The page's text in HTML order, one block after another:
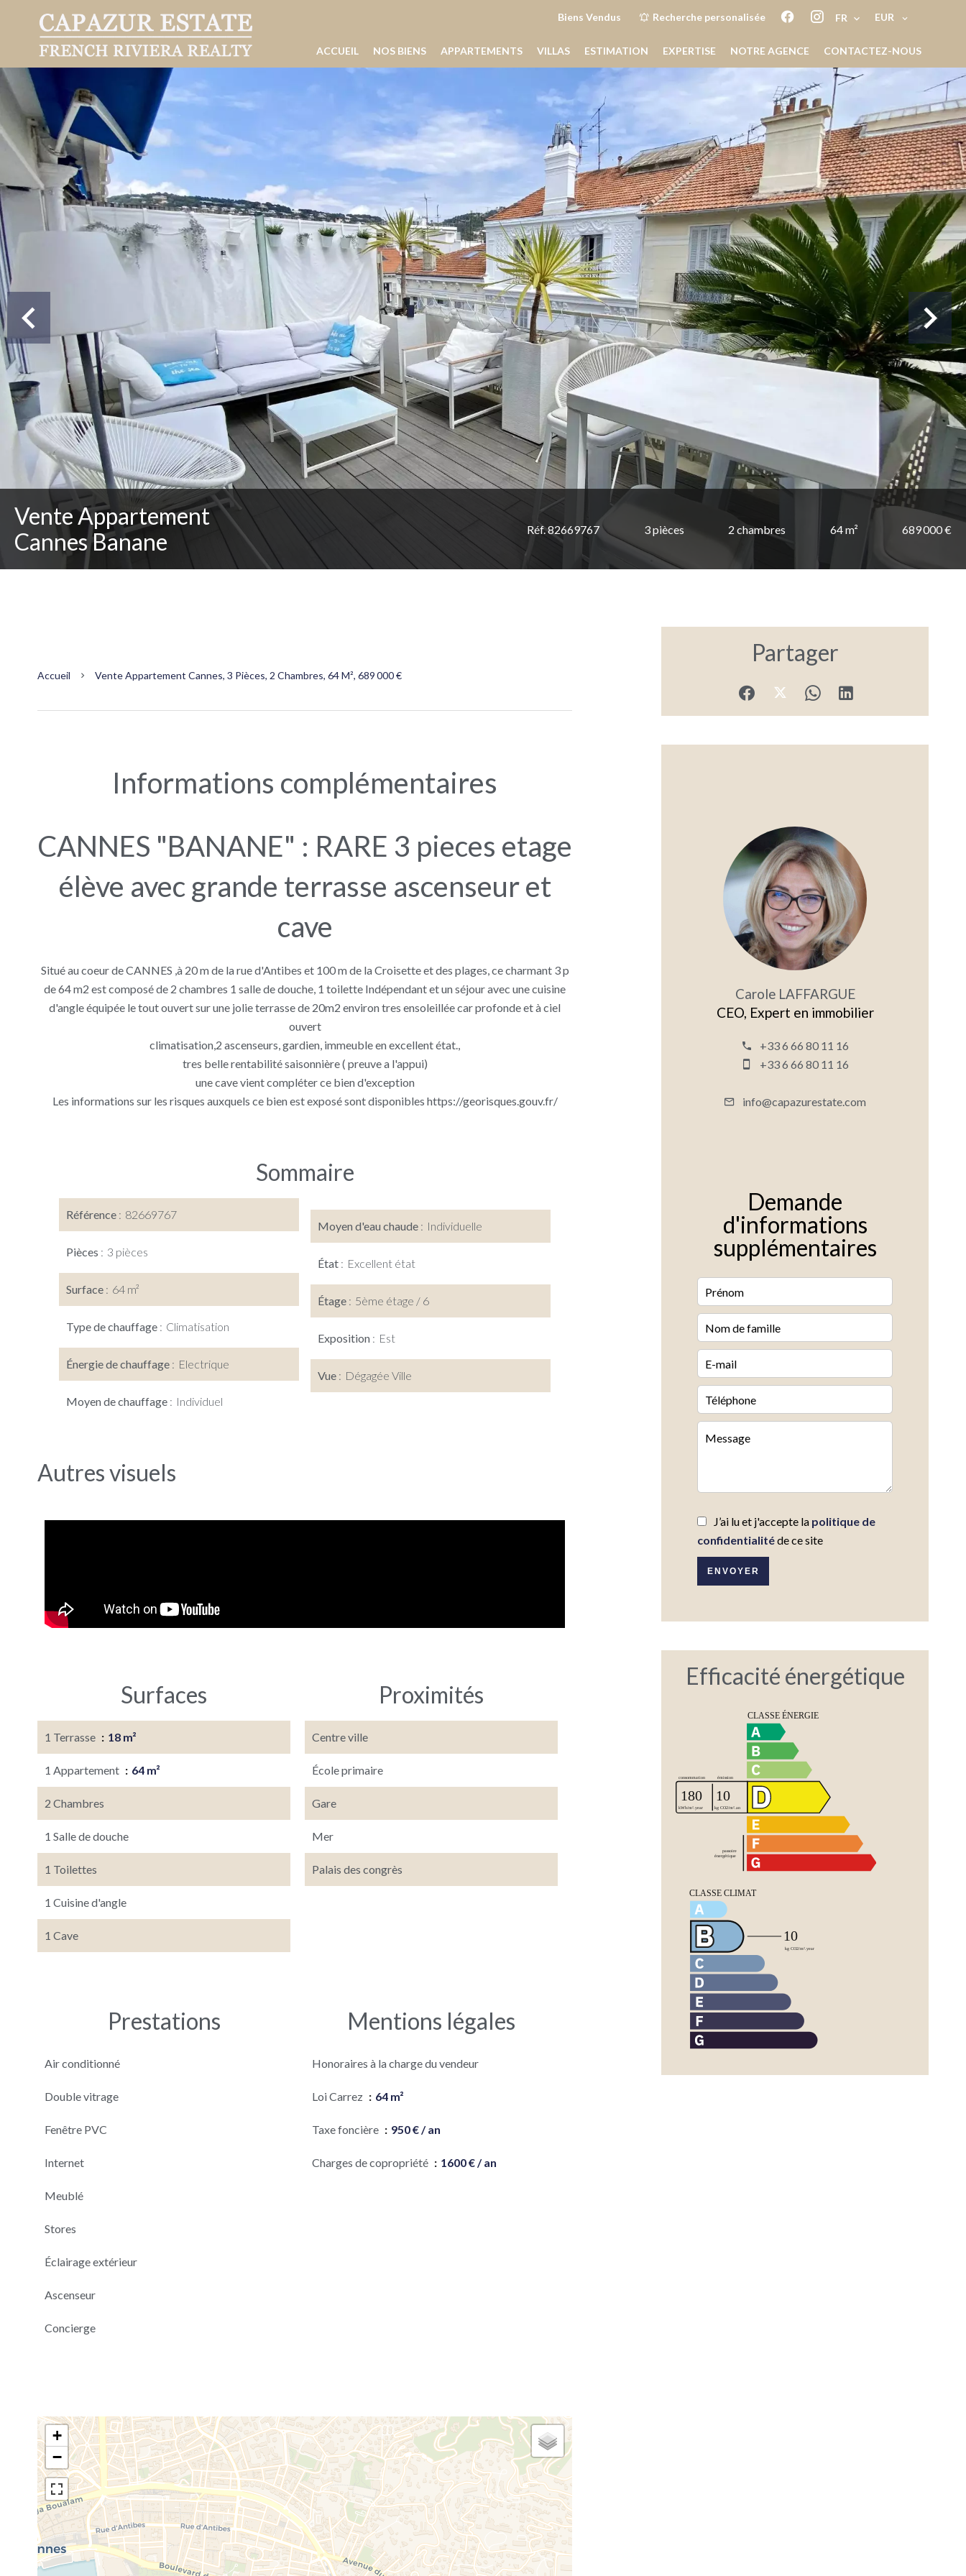
Biens Vendus Recherche personalisée FR EUR
ACCUEIL NOS BIENS APPARTEMENTS VILLAS ESTIMATION EXPERTISE NOTRE AGENCE CONTACTEZ-NOUS
Vente Appartement
Cannes Banane
Réf. 82669767 3 pièces 2 chambres 64 m² 689 000 €
Accueil Vente Appartement Cannes, 3 Pièces, 2 Chambres, 64 M², 689 000 €
Informations complémentaires
CANNES "BANANE" : RARE 3 pieces etage
élève avec grande terrasse ascenseur et
cave
Situé au coeur de CANNES ,à 20 m de la rue d'Antibes et 100 m de la Croisette et des plages, ce charmant 3 p
de 64 m2 est composé de 2 chambres 1 salle de douche, 1 toilette Indépendant et un séjour avec une cuisine
d'angle équipée le tout ouvert sur une jolie terrasse de 20m2 environ tres ensoleillée car profonde et à ciel
ouvert
climatisation,2 ascenseurs, gardien, immeuble en excellent état.,
tres belle rentabilité saisonnière ( preuve a l'appui)
une cave vient compléter ce bien d'exception
Les informations sur les risques auxquels ce bien est exposé sont disponibles https://georisques.gouv.fr/
Sommaire
Référence 82669767
Pièces 3 pièces
Surface 64 m²
Type de chauffage Climatisation
Énergie de chauffage Electrique
Moyen de chauffage Individuel
Moyen d'eau chaude Individuelle
État Excellent état
Étage 5ème étage / 6
Exposition Est
Vue Dégagée Ville
Autres visuels
Surfaces
1 Terrasse 18 m²
1 Appartement 64 m²
2 Chambres
1 Salle de douche
1 Toilettes
1 Cuisine d'angle
1 Cave
Proximités
Centre ville
École primaire
Gare
Mer
Palais des congrès
Prestations
Air conditionné
Double vitrage
Fenêtre PVC
Internet
Meublé
Stores
Éclairage extérieur
Ascenseur
Concierge
Mentions légales
Honoraires à la charge du vendeur
Loi Carrez 64 m²
Taxe foncière 950 € / an
Charges de copropriété 1600 € / an
+
−
Partager
Carole LAFFARGUE
CEO, Expert en immobilier
+33 6 66 80 11 16
+33 6 66 80 11 16
info@capazurestate.com
Demande
d'informations
supplémentaires
J’ai lu et j'accepte la politique de
confidentialitéde ce site
ENVOYER
Efficacité énergétique